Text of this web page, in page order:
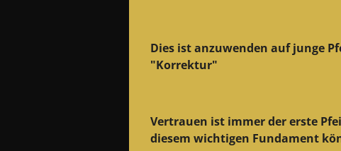
Dies ist anzuwenden auf junge
"Korrektur"
Vertrauen ist immer der erste
diesem wichtigen Fundament